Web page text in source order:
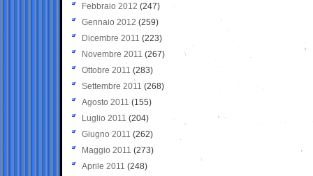
Febbraio 2012 (247)
Gennaio 2012 (259)
Dicembre 2011 (223)
Novembre 2011 (267)
Ottobre 2011 (283)
Settembre 2011 (268)
Agosto 2011 (155)
Luglio 2011 (204)
Giugno 2011 (262)
Maggio 2011 (273)
Aprile 2011 (248)